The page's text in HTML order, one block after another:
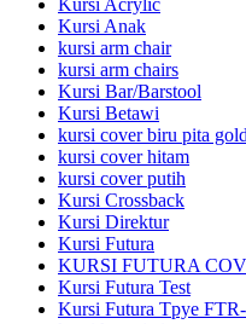
Kursi Acrylic
Kursi Anak
kursi arm chair
kursi arm chairs
Kursi Bar/Barstool
Kursi Betawi
kursi cover biru pita
kursi cover hitam
kursi cover putih
Kursi Crossback
Kursi Direktur
Kursi Futura
KURSI FUTURA
Kursi Futura Test
Kursi Futura Tpye